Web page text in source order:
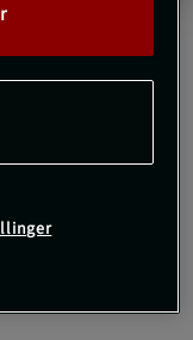
Løftebelte
Belt
Kjøp